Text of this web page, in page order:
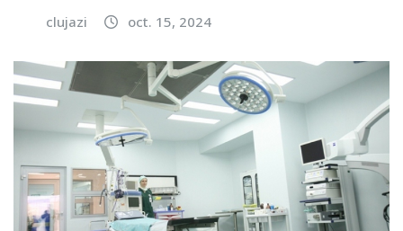
clujazi oct. 15, 2024